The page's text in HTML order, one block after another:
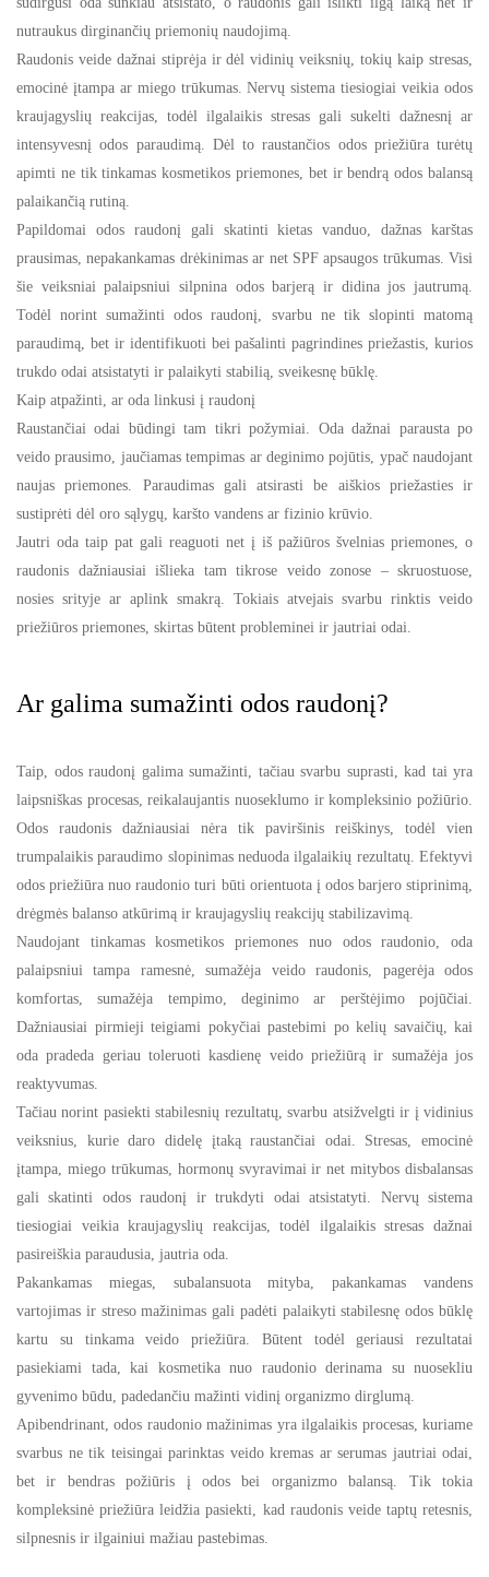
nutraukus dirginančių priemonių naudojimą.
Raudonis veide dažnai stiprėja ir dėl vidinių veiksnių, tokių kaip stresas,
emocinė įtampa ar miego trūkumas. Nervų sistema tiesiogiai veikia odos
kraujagyslių reakcijas, todėl ilgalaikis stresas gali sukelti dažnesnį ar
intensyvesnį odos paraudimą. Dėl to raustančios odos priežiūra turėtų
apimti ne tik tinkamas kosmetikos priemones, bet ir bendrą odos balansą
palaikančią rutiną.
Papildomai odos raudonį gali skatinti kietas vanduo, dažnas karštas
prausimas, nepakankamas drėkinimas ar net SPF apsaugos trūkumas. Visi
šie veiksniai palaipsniui silpnina odos barjerą ir didina jos jautrumą.
Todėl norint sumažinti odos raudonį, svarbu ne tik slopinti matomą
paraudimą, bet ir identifikuoti bei pašalinti pagrindines priežastis, kurios
trukdo odai atsistatyti ir palaikyti stabilią, sveikesnę būklę.
Kaip atpažinti, ar oda linkusi į raudonį
Raustančiai odai būdingi tam tikri požymiai. Oda dažnai parausta po
veido prausimo, jaučiamas tempimas ar deginimo pojūtis, ypač naudojant
naujas priemones. Paraudimas gali atsirasti be aiškios priežasties ir
sustiprėti dėl oro sąlygų, karšto vandens ar fizinio krūvio.
Jautri oda taip pat gali reaguoti net į iš pažiūros švelnias priemones, o
raudonis dažniausiai išlieka tam tikrose veido zonose – skruostuose,
nosies srityje ar aplink smakrą. Tokiais atvejais svarbu rinktis veido
priežiūros priemones, skirtas būtent probleminei ir jautriai odai.
Ar galima sumažinti odos raudonį?
Taip, odos raudonį galima sumažinti, tačiau svarbu suprasti, kad tai yra
laipsniškas procesas, reikalaujantis nuoseklumo ir kompleksinio požiūrio.
Odos raudonis dažniausiai nėra tik paviršinis reiškinys, todėl vien
trumpalaikis paraudimo slopinimas neduoda ilgalaikių rezultatų. Efektyvi
odos priežiūra nuo raudonio turi būti orientuota į odos barjero stiprinimą,
drėgmės balanso atkūrimą ir kraujagyslių reakcijų stabilizavimą.
Naudojant tinkamas kosmetikos priemones nuo odos raudonio, oda
palaipsniui tampa ramesnė, sumažėja veido raudonis, pagerėja odos
komfortas, sumažėja tempimo, deginimo ar perštėjimo pojūčiai.
Dažniausiai pirmieji teigiami pokyčiai pastebimi po kelių savaičių, kai
oda pradeda geriau toleruoti kasdienę veido priežiūrą ir sumažėja jos
reaktyvumas.
Tačiau norint pasiekti stabilesnių rezultatų, svarbu atsižvelgti ir į vidinius
veiksnius, kurie daro didelę įtaką raustančiai odai. Stresas, emocinė
įtampa, miego trūkumas, hormonų svyravimai ir net mitybos disbalansas
gali skatinti odos raudonį ir trukdyti odai atsistatyti. Nervų sistema
tiesiogiai veikia kraujagyslių reakcijas, todėl ilgalaikis stresas dažnai
pasireiškia paraudusia, jautria oda.
Pakankamas miegas, subalansuota mityba, pakankamas vandens
vartojimas ir streso mažinimas gali padėti palaikyti stabilesnę odos būklę
kartu su tinkama veido priežiūra. Būtent todėl geriausi rezultatai
pasiekiami tada, kai kosmetika nuo raudonio derinama su nuosekliu
gyvenimo būdu, padedančiu mažinti vidinį organizmo dirglumą.
Apibendrinant, odos raudonio mažinimas yra ilgalaikis procesas, kuriame
svarbus ne tik teisingai parinktas veido kremas ar serumas jautriai odai,
bet ir bendras požiūris į odos bei organizmo balansą. Tik tokia
kompleksinė priežiūra leidžia pasiekti, kad raudonis veide taptų retesnis,
silpnesnis ir ilgainiui mažiau pastebimas.